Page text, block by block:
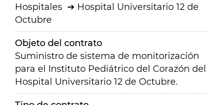
Hospitales
Hospital Universitario 12 de
Octubre
Objeto del contrato
Suministro de sistema de monitorización
para el Instituto Pediátrico del Corazón del
Hospital Universitario 12 de Octubre.